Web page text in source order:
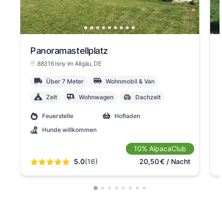
Panoramastellplatz
88316 Isny im Allgäu, DE
Über 7 Meter Wohnmobil & Van
Zelt Wohnwagen Dachzelt
Feuerstelle
Hofladen
Hunde willkommen
5.0(16)
10% AlpacaClub
20,50€/ Nacht